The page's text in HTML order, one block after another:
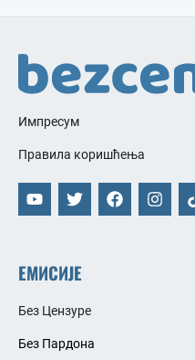
Импресум
Правила коришћења
ЕМИСИЈЕ
Без Цензуре
Без Пардона